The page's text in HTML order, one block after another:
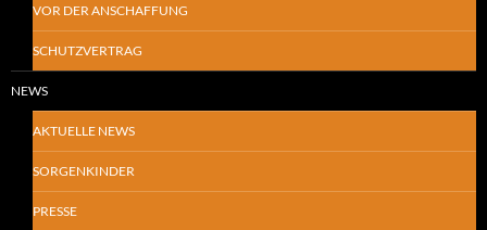
VOR DER ANSCHAFFUNG
SCHUTZVERTRAG
NEWS
AKTUELLE NEWS
SORGENKINDER
PRESSE